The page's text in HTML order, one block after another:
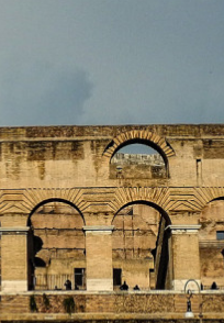
Термы
храмы,
etc.
и